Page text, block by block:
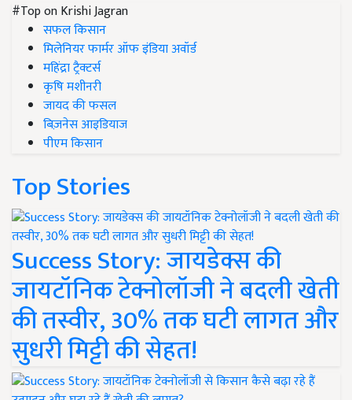
#Top on Krishi Jagran
सफल किसान
मिलेनियर फार्मर ऑफ इंडिया अवॉर्ड
महिंद्रा ट्रैक्टर्स
कृषि मशीनरी
जायद की फसल
बिज़नेस आइडियाज
पीएम किसान
Top Stories
Success Story: जायडेक्स की
जायटॉनिक टेक्नोलॉजी ने बदली खेती
की तस्वीर, 30% तक घटी लागत और
सुधरी मिट्टी की सेहत!